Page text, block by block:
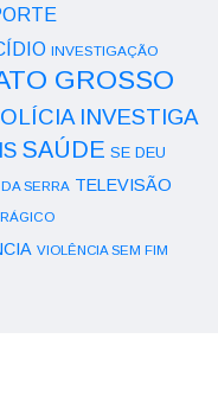
INVESTIGAÇÃO
GROSSO
INVESTIGA
SAÚDE SE DEU
SERRA TELEVISÃO
VIOLÊNCIA SEM FIM